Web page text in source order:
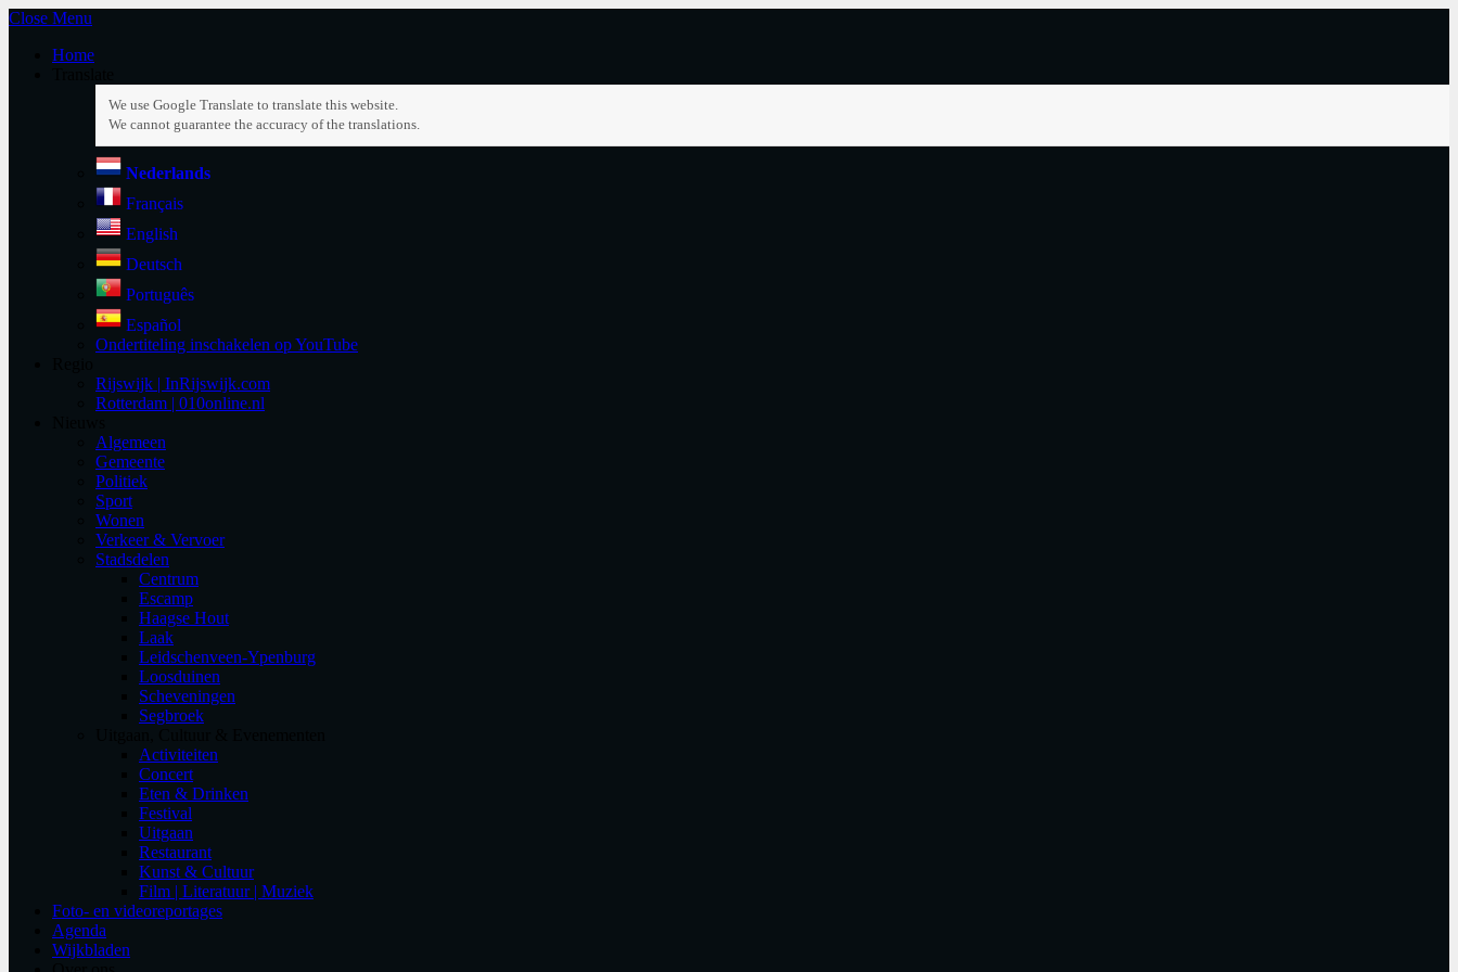
Close Menu
Home
Nederlands
Français
English
Deutsch
Português
Español
Ondertiteling inschakelen op YouTube
Rijswijk | InRijswijk.com
Rotterdam | 010online.nl
Algemeen
Gemeente
Politiek
Sport
Wonen
Verkeer & Vervoer
Stadsdelen
Centrum
Escamp
Haagse Hout
Laak
Leidschenveen-Ypenburg
Loosduinen
Scheveningen
Segbroek
Activiteiten
Concert
Eten & Drinken
Festival
Uitgaan
Restaurant
Kunst & Cultuur
Film | Literatuur | Muziek
Foto- en videoreportages
Agenda
Wijkbladen